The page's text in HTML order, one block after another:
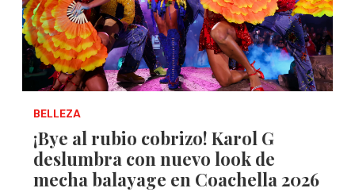
BELLEZA
¡Bye al rubio cobrizo! Karol G
deslumbra con nuevo look de
mecha balayage en Coachella 2026